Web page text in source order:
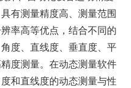
有测量精度高、测量范围
率高等优点，结合不同的
度、直线度、垂直度、平
度测量。在动态测量软件
和直线度的动态测量与性